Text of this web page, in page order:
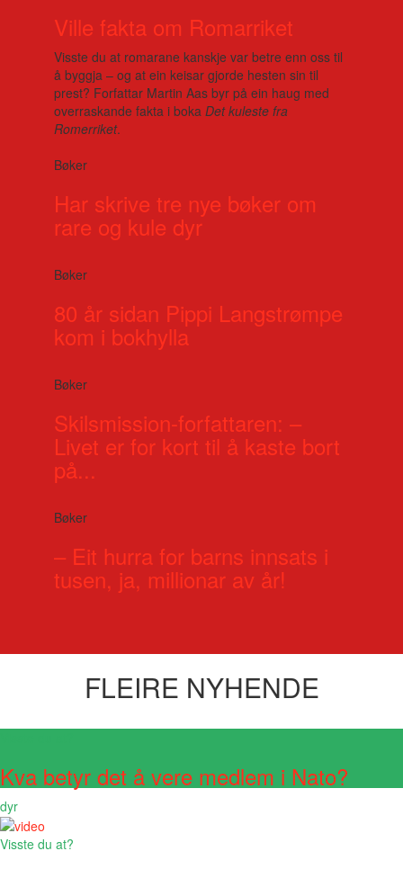
Ville fakta om Romarriket
Visste du at romarane kanskje var betre enn oss til
å byggja – og at ein keisar gjorde hesten sin til
prest? Forfattar Martin Aas byr på ein haug med
overraskande fakta i boka Det kuleste fra
Romerriket.
Bøker
Har skrive tre nye bøker om
rare og kule dyr
Bøker
80 år sidan Pippi Langstrømpe
kom i bokhylla
Bøker
Skilsmission-forfattaren: –
Livet er for kort til å kaste bort
på...
Bøker
– Eit hurra for barns innsats i
tusen, ja, millionar av år!
FLEIRE NYHENDE
Kva betyr det å vere medlem i Nato?
dyr
Visste du at?